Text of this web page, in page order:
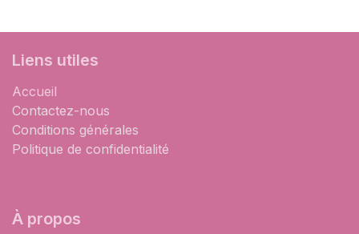
Liens utiles
Accueil
Contactez-nous
Conditions générales
Politique de confidentialité
À propos